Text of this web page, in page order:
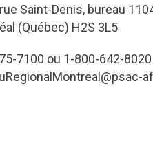
Saint-Denis, bureau
(Québec) H2S 3L5
7100 ou 1-800-642-8020